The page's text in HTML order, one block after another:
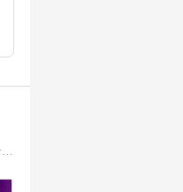
ロスジェネ世代の古参オタが、乃木坂について暑苦しく語るブログ。推しは井上小百合ですがＷＭＤ（割とみんな大好き）。乃木活の合間の腕時計趣味も。